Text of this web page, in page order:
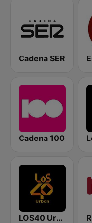
Cadena SER
Cadena 100
LOS40 Urban